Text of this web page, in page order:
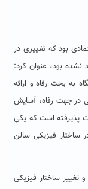
بود که تغییری در
نشده بود، عنوان کرد:
به بحث رفاه و ارائه
در جهت رفاه، آسایش
پذیرفته است که یکی
ساختار فیزیکی سالن
تغییر ساختار فیزیکی